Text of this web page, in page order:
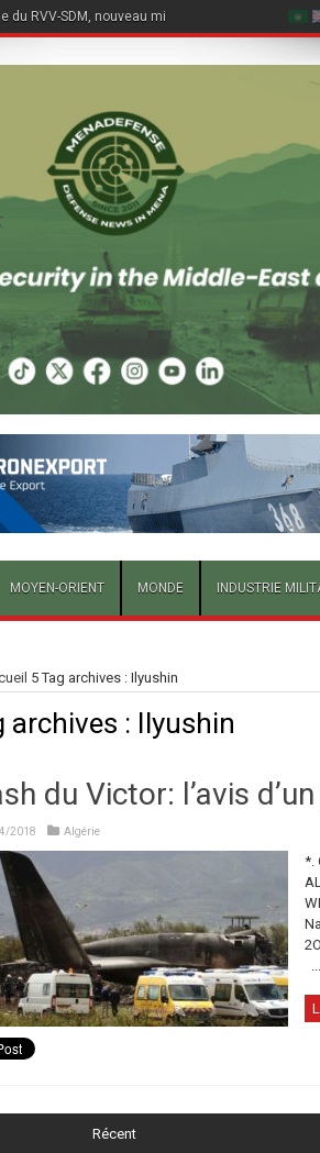
RVV-SDM, nouveau missile air-air du Su-57E
MOYEN-ORIENT MONDE INDUSTRIE
5Tag archives : Ilyushin
archives : Ilyushin
du Victor: l’avis
2018 Algérie
*.
...
Récent